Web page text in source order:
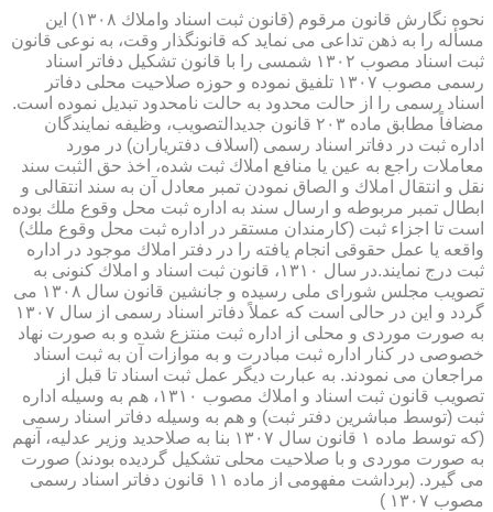
نحوه نگارش قانون مرقوم (قانون ثبت اسناد واملاك ۱۳۰۸) این
مسأله را به ذهن تداعی می نماید كه قانونگذار وقت، به نوعی قانون
ثبت اسناد مصوب ۱۳۰۲ شمسی را با قانون تشكیل دفاتر اسناد
رسمی مصوب ۱۳۰۷ تلفیق نموده و حوزه صلاحیت محلی دفاتر
اسناد رسمی را از حالت محدود به حالت نامحدود تبدیل نموده است.
مضافاً مطابق ماده ۲۰۳ قانون جدیدالتصویب، وظیفه نمایندگان
اداره ثبت در دفاتر اسناد رسمی (اسلاف دفتریاران) در مورد
معاملات راجع به عین یا منافع املاك ثبت شده، اخذ حق الثبت سند
نقل و انتقال املاك و الصاق نمودن تمبر معادل آن به سند انتقالی و
ابطال تمبر مربوطه و ارسال سند به اداره ثبت محل وقوع ملك بوده
است تا اجزاء ثبت (كارمندان مستقر در اداره ثبت محل وقوع ملك)
واقعه یا عمل حقوقی انجام یافته را در دفتر املاك موجود در اداره
ثبت درج نمایند.در سال ۱۳۱۰، قانون ثبت اسناد و املاك كنونی به
تصویب مجلس شورای ملی رسیده و جانشین قانون سال ۱۳۰۸ می
گردد و این در حالی است كه عملاً دفاتر اسناد رسمی از سال ۱۳۰۷
به صورت موردی و محلی از اداره ثبت منتزع شده و به صورت نهاد
خصوصی در كنار اداره ثبت مبادرت و به موازات آن به ثبت اسناد
مراجعان می نمودند. به عبارت دیگر عمل ثبت اسناد تا قبل از
تصویب قانون ثبت اسناد و املاك مصوب ۱۳۱۰، هم به وسیله اداره
ثبت (توسط مباشرین دفتر ثبت) و هم به وسیله دفاتر اسناد رسمی
(كه توسط ماده ۱ قانون سال ۱۳۰۷ بنا به صلاحدید وزیر عدلیه، آنهم
به صورت موردی و با صلاحیت محلی تشكیل گردیده بودند) صورت
می گیرد. (برداشت مفهومی از ماده ۱۱ قانون دفاتر اسناد رسمی
مصوب ۱۳۰۷ )